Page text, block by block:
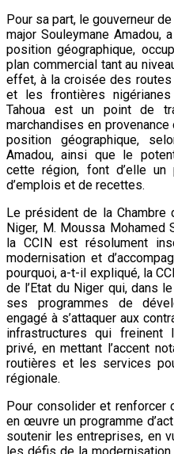
Pour sa part, le gouverneur
major Souleymane Amadou,
position géographique,
plan commercial tant au
effet, à la croisée des routes
et les frontières
Tahoua est un point de
marchandises en
position géographique,
Amadou, ainsi que le
cette région, font d’elle un
d’emplois et de recettes.
Le président de la Chambre
Niger, M. Moussa Mohamed
la CCIN est résolument
modernisation et
pourquoi, a-t-il expliqué, la
de l’Etat du Niger qui, dans
ses programmes de
engagé à s’attaquer aux
infrastructures qui freinent
privé, en mettant l’accent
routières et les services
régionale.
Pour consolider et renforcer
en œuvre un programme
soutenir les entreprises, en
les défis de la